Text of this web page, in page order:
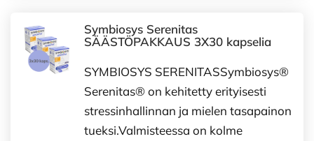
Symbiosys Serenitas
SÄÄSTÖPAKKAUS 3X30 kapselia
SYMBIOSYS SERENITASSymbiosys®
Serenitas® on kehitetty erityisesti
stressinhallinnan ja mielen tasapainon
tueksi.Valmisteessa on kolme